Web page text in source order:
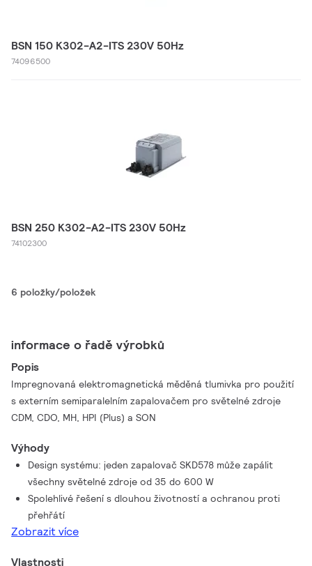
BSN 150 K302-A2-ITS 230V 50Hz
74096500
BSN 250 K302-A2-ITS 230V 50Hz
74102300
6 položky/položek
informace o řadě výrobků
Popis
Impregnovaná elektromagnetická měděná tlumivka pro použití
s externím semiparalelním zapalovačem pro světelné zdroje
CDM, CDO, MH, HPI (Plus) a SON
Výhody
Design systému: jeden zapalovač SKD578 může zapálit
všechny světelné zdroje od 35 do 600 W
Spolehlivé řešení s dlouhou životností a ochranou proti
přehřátí
Zobrazit více
Vlastnosti